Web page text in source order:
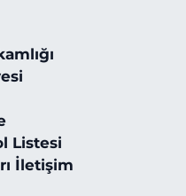
Listesi
İletişim